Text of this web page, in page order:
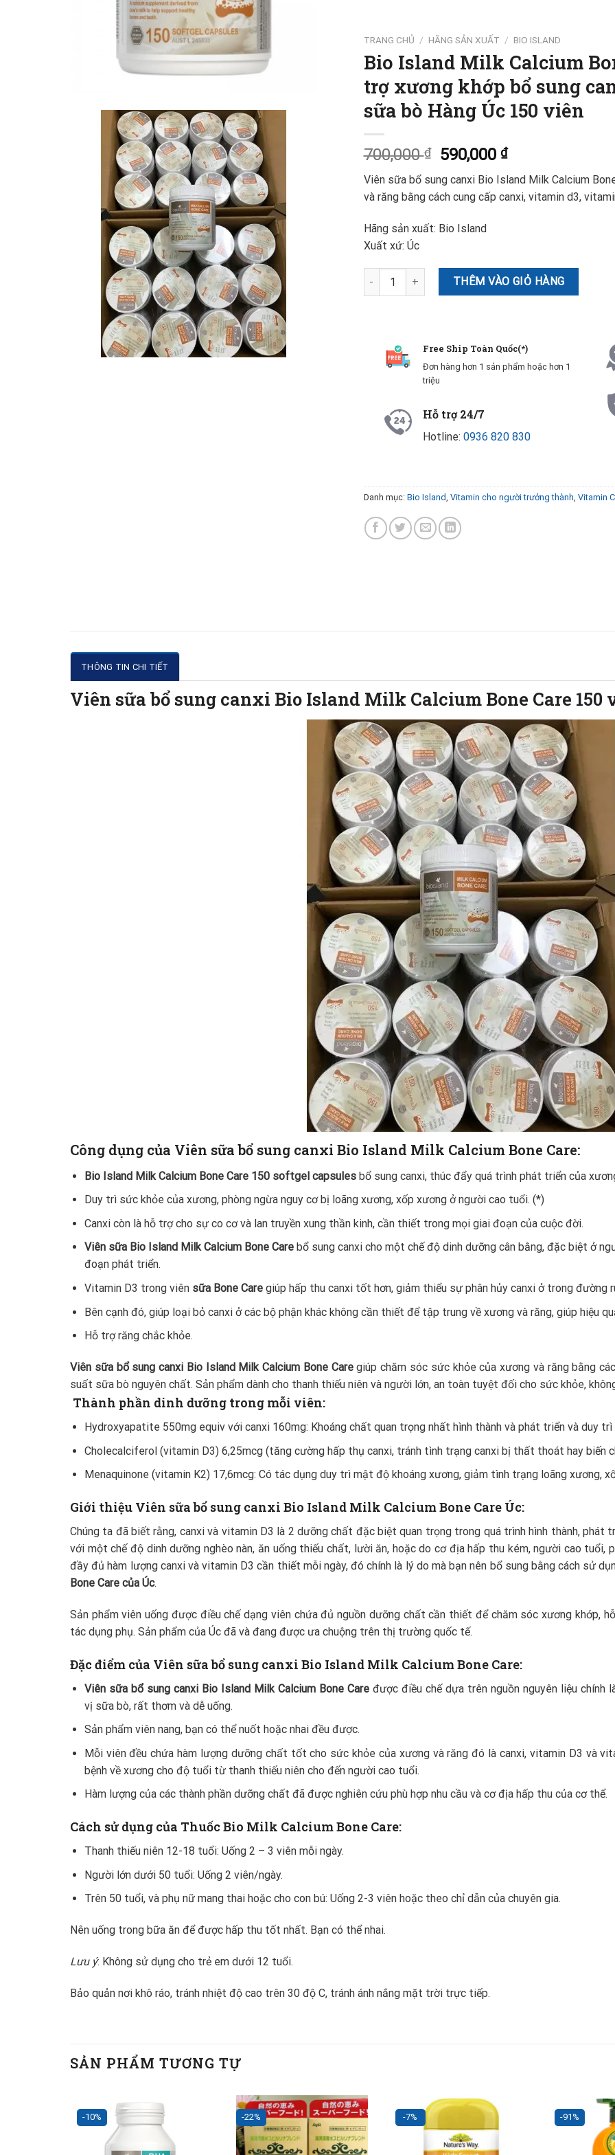
TRANG CHỦ / HÃNG SẢN XUẤT / BIO ISLAND
Bio Island Milk Calcium
trợ xương khớp bổ sung
sữa bò Hàng Úc 150 viên
700,000₫ 590,000 ₫
Viên sữa bổ sung canxi Bio Island Milk Calcium
và răng bằng cách cung cấp canxi, vitamin d3,
Hãng sản xuất: Bio Island
Xuất xứ: Úc
Bio Island Milk Calcium Bone Care - Viên uống hỗ trợ
THÊM VÀO GIỎ HÀNG
Free Ship Toàn Quốc(*)
Đơn hàng hơn 1 sản phẩm hoặc hơn 1
triệu
Hỗ trợ 24/7
Hotline: 0936 820 830
Danh mục: Bio Island, Vitamin cho người trưởng thành, Vitamin
THÔNG TIN CHI TIẾT
Viên sữa bổ sung canxi Bio Island Milk Calcium Bone Care 150
Công dụng của Viên sữa bổ sung canxi Bio Island Milk Calcium Bone Care:
Bio Island Milk Calcium Bone Care 150 softgel capsulesbổ sung canxi, thúc đẩy quá trình phát triển của
Duy trì sức khỏe của xương, phòng ngừa nguy cơ bị loãng xương, xốp xương ở người cao tuổi. (*)
Canxi còn là hỗ trợ cho sự co cơ và lan truyền xung thần kinh, cần thiết trong mọi giai đoạn của cuộc đời.
Viên sữa Bio Island Milk Calcium Bone Carebổ sung canxi cho một chế độ dinh dưỡng cân bằng, đặc biệt ở
đoạn phát triển.
Vitamin D3 trong viên sữa Bone Caregiúp hấp thu canxi tốt hơn, giảm thiểu sự phân hủy canxi ở trong đường
Bên cạnh đó, giúp loại bỏ canxi ở các bộ phận khác không cần thiết để tập trung về xương và răng, giúp hiệu
Hỗ trợ răng chắc khỏe.
Viên sữa bổ sung canxi Bio Island Milk Calcium Bone Caregiúp chăm sóc sức khỏe của xương và răng bằng
suất sữa bò nguyên chất. Sản phẩm dành cho thanh thiếu niên và người lớn, an toàn tuyệt đối cho sức khỏe,
Thành phần dinh dưỡng trong mỗi viên:
Hydroxyapatite 550mg equiv với canxi 160mg: Khoáng chất quan trọng nhất hình thành và phát triển và duy
Cholecalciferol (vitamin D3) 6,25mcg (tăng cường hấp thụ canxi, tránh tình trạng canxi bị thất thoát hay biến
Menaquinone (vitamin K2) 17,6mcg: Có tác dụng duy trì mật độ khoáng xương, giảm tình trạng loãng xương,
Giới thiệu Viên sữa bổ sung canxi Bio Island Milk Calcium Bone Care Úc:
Chúng ta đã biết rằng, canxi và vitamin D3 là 2 dưỡng chất đặc biệt quan trọng trong quá trình hình thành, phát
với một chế độ dinh dưỡng nghèo nàn, ăn uống thiếu chất, lười ăn, hoặc do cơ địa hấp thu kém, người cao
đầy đủ hàm lượng canxi và vitamin D3 cần thiết mỗi ngày, đó chính là lý do mà bạn nên bổ sung bằng cách sử
Bone Care của Úc.
Sản phẩm viên uống được điều chế dạng viên chứa đủ nguồn dưỡng chất cần thiết để chăm sóc xương khớp,
tác dụng phụ. Sản phẩm của Úc đã và đang được ưa chuộng trên thị trường quốc tế.
Đặc điểm của Viên sữa bổ sung canxi Bio Island Milk Calcium Bone Care:
Viên sữa bổ sung canxi Bio Island Milk Calcium Bone Caređược điều chế dựa trên nguồn nguyên liệu chính
vị sữa bò, rất thơm và dễ uống.
Sản phẩm viên nang, bạn có thể nuốt hoặc nhai đều được.
Mỗi viên đều chứa hàm lượng dưỡng chất tốt cho sức khỏe của xương và răng đó là canxi, vitamin D3 và
bệnh về xương cho độ tuổi từ thanh thiếu niên cho đến người cao tuổi.
Hàm lượng của các thành phần dưỡng chất đã được nghiên cứu phù hợp nhu cầu và cơ địa hấp thu của cơ thể.
Cách sử dụng của Thuốc Bio Milk Calcium Bone Care:
Thanh thiếu niên 12-18 tuổi: Uống 2 – 3 viên mỗi ngày.
Người lớn dưới 50 tuổi: Uống 2 viên/ngày.
Trên 50 tuổi, và phụ nữ mang thai hoặc cho con bú: Uống 2-3 viên hoặc theo chỉ dẫn của chuyên gia.
Nên uống trong bữa ăn để được hấp thu tốt nhất. Bạn có thể nhai.
Lưu ý: Không sử dụng cho trẻ em dưới 12 tuổi.
Bảo quản nơi khô ráo, tránh nhiệt độ cao trên 30 độ C, tránh ánh nắng mặt trời trực tiếp.
SẢN PHẨM TƯƠNG TỰ
-10% -22% -7% -91%